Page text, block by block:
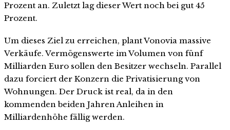
Prozent an. Zuletzt lag dieser Wert noch bei gut 45
Prozent.
Um dieses Ziel zu erreichen, plant Vonovia massive
Verkäufe. Vermögenswerte im Volumen von fünf
Milliarden Euro sollen den Besitzer wechseln. Parallel
dazu forciert der Konzern die Privatisierung von
Wohnungen. Der Druck ist real, da in den
kommenden beiden Jahren Anleihen in
Milliardenhöhe fällig werden.